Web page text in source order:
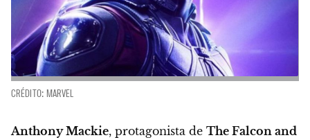
CRÉDITO: MARVEL
Anthony Mackie, protagonista de The Falcon and